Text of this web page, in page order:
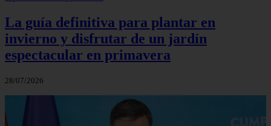
La guía definitiva para plantar en
invierno y disfrutar de un jardín
espectacular en primavera
28/07/2026